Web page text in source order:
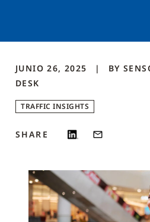
JUNIO 26, 2025 BY
DESK
TRAFFIC INSIGHTS
SHARE